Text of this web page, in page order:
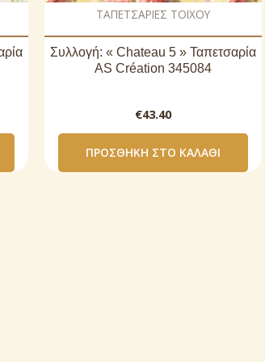
ΤΑΠΕΤΣΑΡΙΕΣ ΤΟΙΧΟΥ
Συλλογή: « Chateau 5 » Ταπετσαρία
AS Création 345084
€43.40
ΠΡΟΣΘΉΚΗ ΣΤΟ ΚΑΛΆΘΙ